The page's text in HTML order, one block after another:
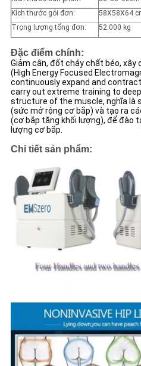
Kích thước gói đơn:
58X58X64
Trọng lượng tổng đơn:
52.000 kg
Đặc điểm chính:
Giảm cân, đốt cháy chất béo, xây
(High Energy Focused
continuously expand and
carry out extreme training to
structure of the muscle, nghĩa là
(sức mở rộng cơ bắp) và tạo ra
(cơ bắp tăng khối lượng), để đào
lượng cơ bắp.
Chi tiết sản phẩm: